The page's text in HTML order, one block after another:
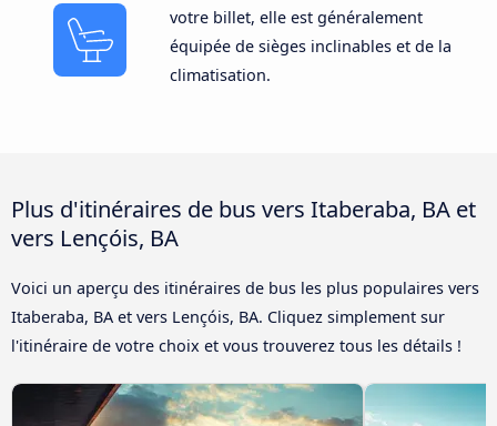
votre billet, elle est généralement
équipée de sièges inclinables et de la
climatisation.
Plus d'itinéraires de bus vers Itaberaba, BA et
vers Lençóis, BA
Voici un aperçu des itinéraires de bus les plus populaires vers
Itaberaba, BA et vers Lençóis, BA. Cliquez simplement sur
l'itinéraire de votre choix et vous trouverez tous les détails !